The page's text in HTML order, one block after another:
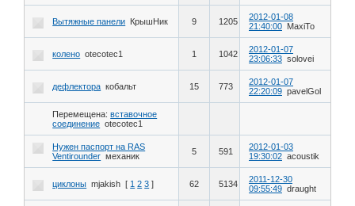
Вытяжные панели КрышНик 9 1205
2012-01-08
21:40:00 MaxiTo
колено otecotec1 1 1042
2012-01-07
23:06:33 solovei
дефлектора кобальт 15 773
2012-01-07
22:20:09 pavelGol
Перемещена: вставочное
соединение otecotec1
Нужен паспорт на RAS
Ventirounder механик 5 591
2012-01-03
19:30:02 acoustik
циклоны mjakish [ 1 2 3 ] 62 5134
2011-12-30
09:55:49 draught